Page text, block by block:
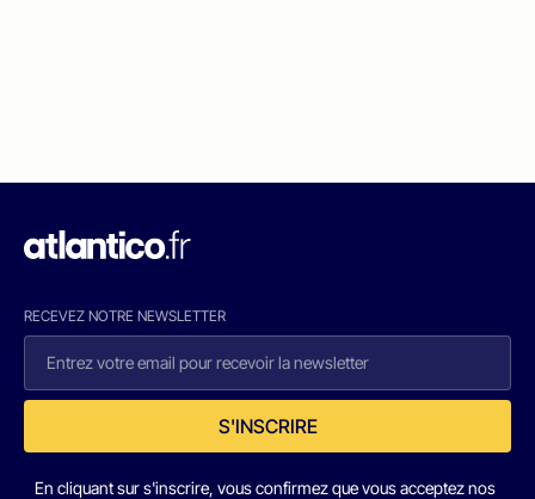
RECEVEZ NOTRE NEWSLETTER
S'INSCRIRE
En cliquant sur s'inscrire, vous confirmez que vous acceptez nos